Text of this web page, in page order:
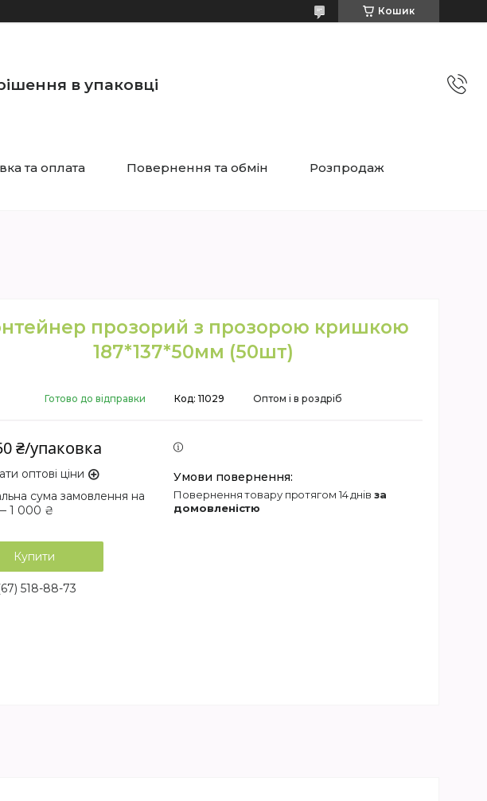
Кошик
в упаковці
та оплата Повернення та обмін Розпродаж
прозорий з прозорою кришкою
187*137*50мм (50шт)
Готово до відправки Оптом і в роздріб
Код: 11029
₴/упаковка
оптові ціни
сума замовлення на
1 000 ₴
Купити
518-88-73
повернення товару протягом 14 днів за
домовленістю